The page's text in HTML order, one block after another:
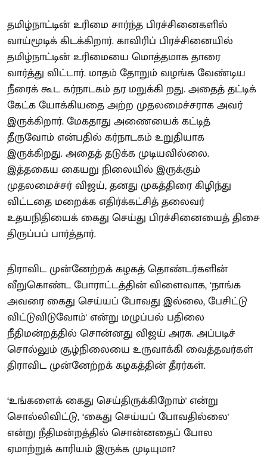
தமிழ்நாட்டின் உரிமை சார்ந்த பிரச்சினைகளில்
வாய்மூடிக் கிடக்கிறார். காவிரிப் பிரச்சினையில்
தமிழ்நாட்டின் உரிமையை மொத்தமாக தாரை
வார்த்து விட்டார். மாதம் தோறும் வழங்க வேண்டிய
நீரைக் கூட கர்நாடகம் தர மறுக்கி றது. அதைத் தட்டிக்
கேட்க யோக்கியதை அற்ற முதலமைச்சராக அவர்
இருக்கிறார். மேகதாது அணையைக் கட்டித்
தீருவோம் என்பதில் கர்நாடகம் உறுதியாக
இருக்கிறது. அதைத் தடுக்க முடியவில்லை.
இத்தகைய கையறு நிலையில் இருக்கும்
முதலமைச்சர் விஜய், தனது முகத்திரை கிழிந்து
விட்டதை மறைக்க எதிர்க்கட்சித் தலைவர்
உதயநிதியைக் கைது செய்து பிரச்சினையைத் திசை
திருப்பப் பார்த்தார்.
திராவிட முன்னேற்றக் கழகத் தொண்டர்களின்
வீறுகொண்ட போராட்டத்தின் விளைவாக, ‘நாங்க
அவரை கைது செய்யப் போவது இல்லை, பேசிட்டு
விட்டுவிடுவோம்' என்று மழுப்பல் பதிலை
நீதிமன்றத்தில் சொன்னது விஜய் அரசு. அப்படிச்
சொல்லும் சூழ்நிலையை உருவாக்கி வைத்தவர்கள்
திராவிட முன்னேற்றக் கழகத்தின் தீரர்கள்.
‘உங்களைக் கைது செய்திருக்கிறோம்' என்று
சொல்லிவிட்டு, ‘கைது செய்யப் போவதில்லை'
என்று நீதிமன்றத்தில் சொன்னதைப் போல
ஏமாற்றுக் காரியம் இருக்க முடியுமா?